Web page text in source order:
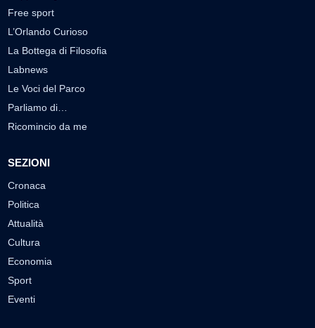
Free sport
L’Orlando Curioso
La Bottega di Filosofia
Labnews
Le Voci del Parco
Parliamo di…
Ricomincio da me
SEZIONI
Cronaca
Politica
Attualità
Cultura
Economia
Sport
Eventi